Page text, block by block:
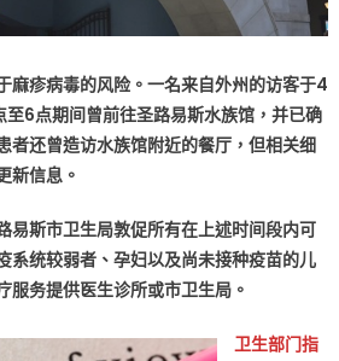
确
病
例
市
府
吁
暴
露
风
麻疹病毒的风险。一名来自外州的访客于4
6点期间曾前往圣路易斯水族馆，并已确
者还曾造访水族馆附近的餐厅，但相关细
新信息。
易斯市卫生局敦促所有在上述时间段内可
系统较弱者、孕妇以及尚未接种疫苗的儿
服务提供医生诊所或市卫生局。
卫生部门指